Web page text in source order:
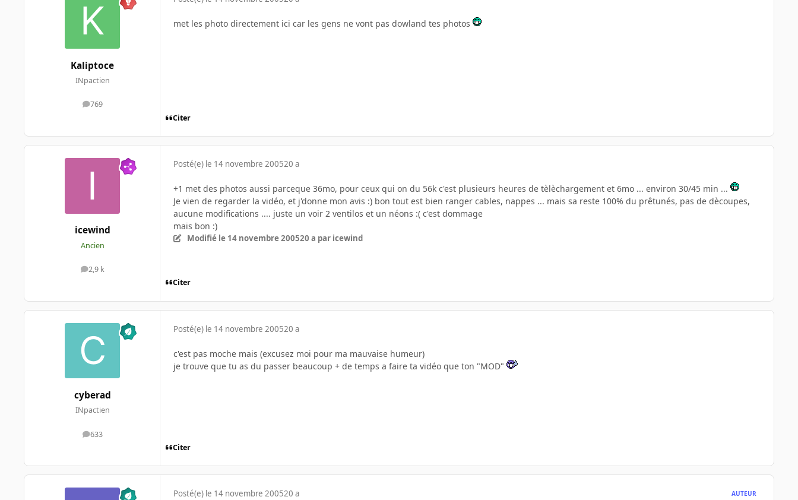
Kaliptoce
INpactien
769
messages
met les photo directement ici car les gens ne vont pas dowland tes photos
Citer
icewind
Ancien
2,9 k
messages
Posté(e) le 14 novembre 200520 a
+1 met des photos aussi parceque 36mo, pour ceux qui on du 56k c'est plusieurs heures de tèlèchargement et 6mo ... environ 30/45 min ...
Je vien de regarder la vidéo, et j'donne mon avis :) bon tout est bien ranger cables, nappes ... mais sa reste 100% du prêtunés, pas de dècoupes,
aucune modifications .... juste un voir 2 ventilos et un néons :( c'est dommage
mais bon :)
Modifié le 14 novembre 200520 a par icewind
Citer
cyberad
INpactien
633
messages
Posté(e) le 14 novembre 200520 a
c'est pas moche mais (excusez moi pour ma mauvaise humeur)
je trouve que tu as du passer beaucoup + de temps a faire ta vidéo que ton "MOD"
Citer
Posté(e) le 14 novembre 200520 a AUTEUR